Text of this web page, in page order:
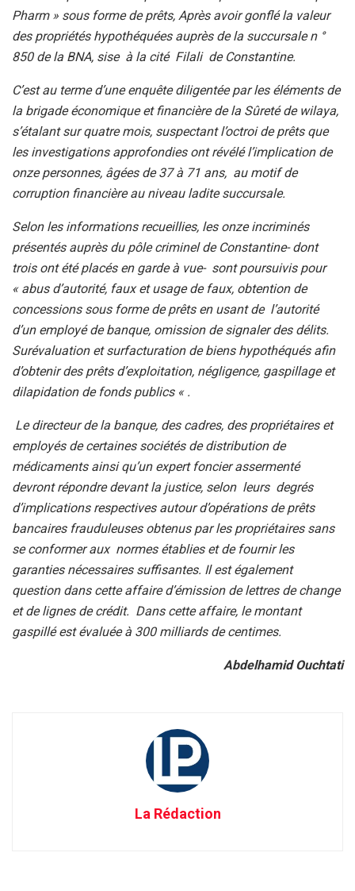
Pharm » sous forme de prêts, Après avoir gonflé la valeur
des propriétés hypothéquées auprès de la succursale n °
850 de la BNA, sise à la cité Filali de Constantine.
C’est au terme d’une enquête diligentée par les éléments de
la brigade économique et financière de la Sûreté de wilaya,
s’étalant sur quatre mois, suspectant l’octroi de prêts que
les investigations approfondies ont révélé l’implication de
onze personnes, âgées de 37 à 71 ans, au motif de
corruption financière au niveau ladite succursale.
Selon les informations recueillies, les onze incriminés
présentés auprès du pôle criminel de Constantine- dont
trois ont été placés en garde à vue- sont poursuivis pour
« abus d’autorité, faux et usage de faux, obtention de
concessions sous forme de prêts en usant de l’autorité
d’un employé de banque, omission de signaler des délits.
Surévaluation et surfacturation de biens hypothéqués afin
d’obtenir des prêts d’exploitation, négligence, gaspillage et
dilapidation de fonds publics « .
Le directeur de la banque, des cadres, des propriétaires et
employés de certaines sociétés de distribution de
médicaments ainsi qu’un expert foncier assermenté
devront répondre devant la justice, selon leurs degrés
d’implications respectives autour d’opérations de prêts
bancaires frauduleuses obtenus par les propriétaires sans
se conformer aux normes établies et de fournir les
garanties nécessaires suffisantes. Il est également
question dans cette affaire d’émission de lettres de change
et de lignes de crédit. Dans cette affaire, le montant
gaspillé est évaluée à 300 milliards de centimes.
Abdelhamid Ouchtati
La Rédaction